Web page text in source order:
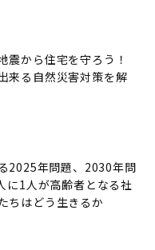
震から住宅を守ろう！
来る自然災害対策を解
2025年問題、2030年問
に1人が高齢者となる社
ちはどう生きるか